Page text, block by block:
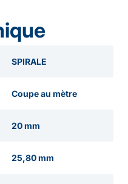
SPIRALE
Coupe au mètre
20 mm
25,80 mm